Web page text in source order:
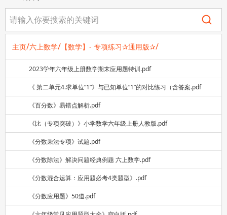
主页/六上数学/【数学】- 专项练习✰通用版✰/
2023学年六年级上册数学期末应用题特训.pdf
《 第二单元4.求单位“1”》与已知单位“1”的对比练习（含答案.pdf
《百分数》易错点解析.pdf
《比（专项突破）》小学数学六年级上册人教版.pdf
《分数乘法专项》试题.pdf
《分数除法》解决问题经典例题 六上数学.pdf
《分数混合运算：应用题必考4类题型》.pdf
《分数应用题》50道.pdf